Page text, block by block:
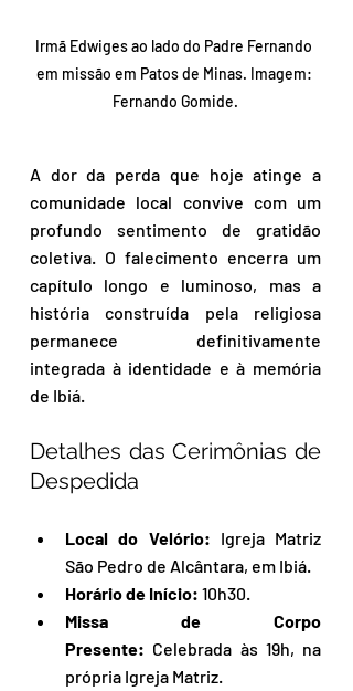
Irmã Edwiges ao lado do Padre Fernando
em missão em Patos de Minas. Imagem:
Fernando Gomide.
A dor da perda que hoje atinge a
comunidade local convive com um
profundo sentimento de gratidão
coletiva. O falecimento encerra um
capítulo longo e luminoso, mas a
história construída pela religiosa
permanece definitivamente
integrada à identidade e à memória
de Ibiá.
Detalhes das Cerimônias de
Despedida
Local do Velório: Igreja Matriz
São Pedro de Alcântara, em Ibiá.
Horário de Início: 10h30.
Missa de Corpo
Presente: Celebrada às 19h, na
própria Igreja Matriz.